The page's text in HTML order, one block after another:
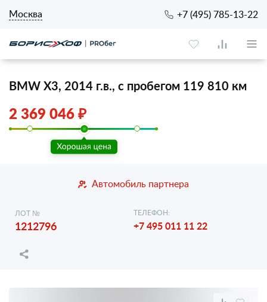
Москва +7 (495) 785-13-22
BMW X3, 2014 г.в., с пробегом 119 810 км
2 369 046 ₽
Автомобиль партнера
ЛОТ №
1212796
ТЕЛЕФОН:
+7 495 011 11 22